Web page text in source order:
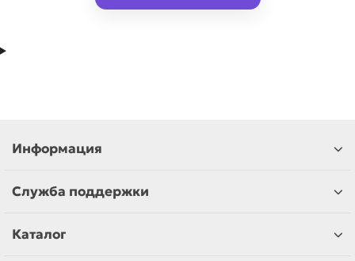
Информация
Служба поддержки
Каталог